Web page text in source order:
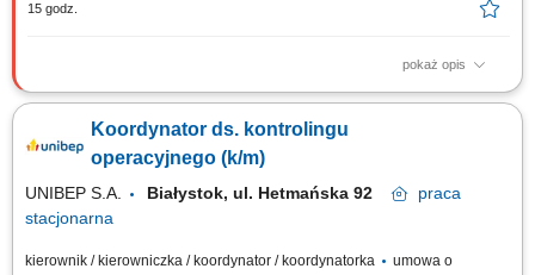
15 godz.
pokaż opis
Miejsce pracy: budowy na terenie całego kraju Opis stanowiska
gazociągi wysokiego ciśnienia oraz stacje i tłocznie gazowe, Bieżący
nadzór nad pracami budowlanymi i dokumentacją kontraktową,
Koordynator ds. kontrolingu
operacyjnego (k/m)
UNIBEP S.A. Białystok, ul. Hetmańska 92
praca
stacjonarna
kierownik / kierowniczka / koordynator / koordynatorka
umowa o